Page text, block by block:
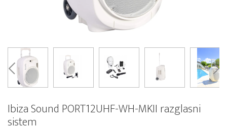
Ibiza Sound PORT12UHF-WH-MKII razglasni
sistem